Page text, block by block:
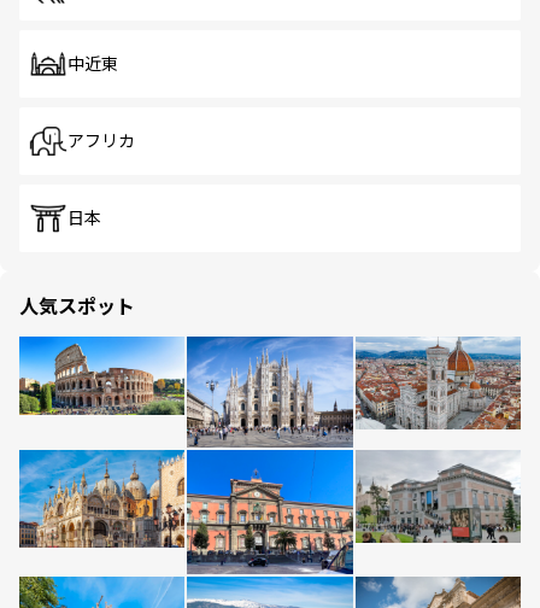
中近東
アフリカ
日本
人気スポット